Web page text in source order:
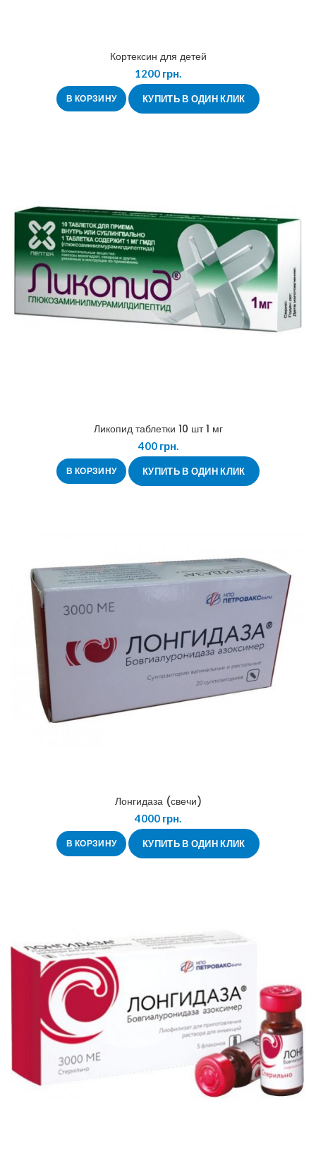
Кортексин для детей
1200 грн.
В КОРЗИНУ КУПИТЬ В ОДИН КЛИК
Ликопид таблетки 10 шт 1 мг
400грн.
В КОРЗИНУ КУПИТЬ В ОДИН КЛИК
Лонгидаза (свечи)
4000 грн.
В КОРЗИНУ КУПИТЬ В ОДИН КЛИК